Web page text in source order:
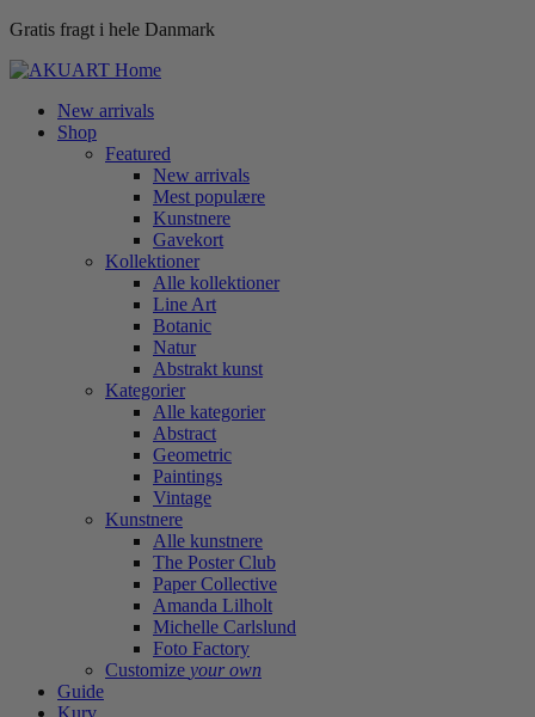
Gratis fragt i hele Danmark
New arrivals
Shop
Featured
New arrivals
Mest populære
Kunstnere
Gavekort
Kollektioner
Alle kollektioner
Line Art
Botanic
Natur
Abstrakt kunst
Kategorier
Alle kategorier
Abstract
Geometric
Paintings
Vintage
Kunstnere
Alle kunstnere
The Poster Club
Paper Collective
Amanda Lilholt
Michelle Carlslund
Foto Factory
Customize your own
Guide
Kurv